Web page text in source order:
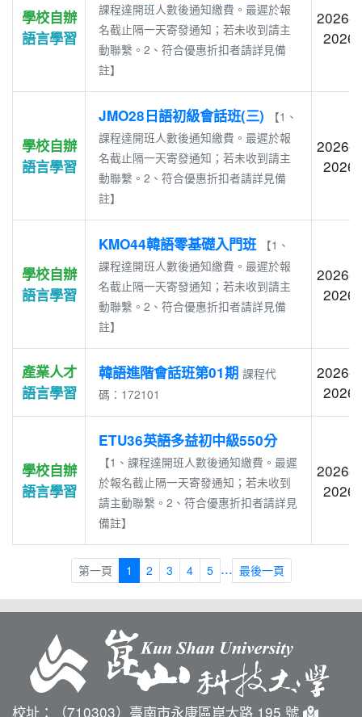
學校自辦
語言學習
課程達開班人數後通知繳費。最遲於報
名截止隔一天寄發通知；若未收到請主
動聯繫。2、符合優惠折扣者請詳見備
註】
2026-
學校自辦
語言學習
JMO28日語初級會話班(三)
【1、
課程達開班人數後通知繳費。最遲於報
名截止隔一天寄發通知；若未收到請主
動聯繫。2、符合優惠折扣者請詳見備
註】
2026-
學校自辦
語言學習
KMO44韓語零基礎入門班
【1、
課程達開班人數後通知繳費。最遲於報
名截止隔一天寄發通知；若未收到請主
動聯繫。2、符合優惠折扣者請詳見備
註】
2026-
產業人才
語言學習
韓語進階會話班第01期 課程代
碼：172101
2026-
學校自辦
語言學習
ETU36英語多益初中級550分
【1、課程達開班人數後通知繳費。最遲
於報名截止隔一天寄發通知；若未收到
請主動聯繫。2、符合優惠折扣者請詳見
備註】
2026-
第一頁 1 2 3 4 5 ... 最後一頁
校址：（710303）臺南市永康區崑大路 195 號